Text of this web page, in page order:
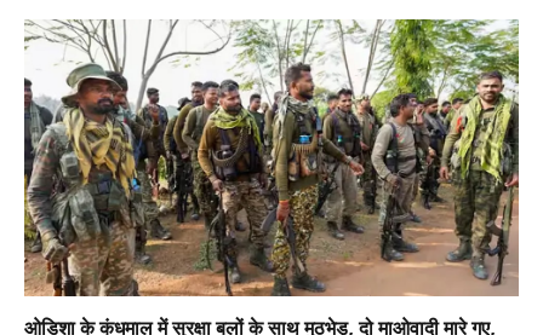
ओडिशा के कंधमाल में सुरक्षा बलों के साथ मुठभेड़, दो माओवादी मारे गए,